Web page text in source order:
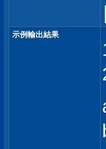
示例輸出結果